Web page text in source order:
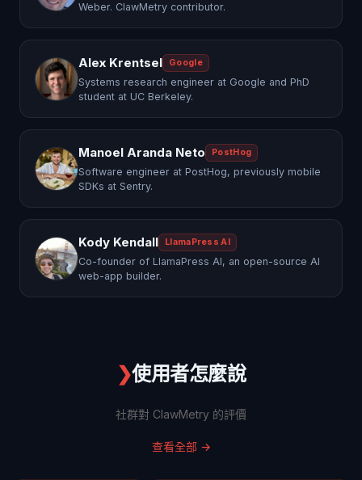
Weber. ClawMetry contributor.
Alex Krentsel Google
Systems research engineer at Google and PhD
student at UC Berkeley.
Manoel Aranda Neto PostHog
Software engineer at PostHog, previously mobile
SDKs at Sentry.
Kody Kendall LlamaPress AI
Co-founder of LlamaPress AI, an open-source AI
web-app builder.
❯使用者怎麼說
社群對 ClawMetry 的評價
查看全部 →